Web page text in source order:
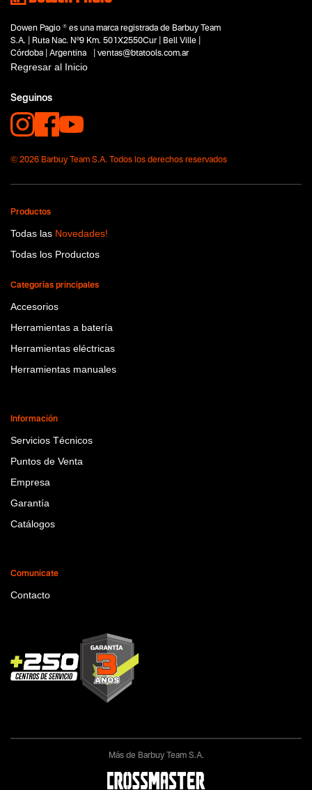
Capacidad
40V
Funcion o uso
Tecnologia
No items found.
Dowen Pagio ® es una marca registrada de Barbuy Team
S.A. | Ruta Nac. Nº9 Km. 501X2550Cur | Bell Ville |
Córdoba | Argentina | ventas@btatools.com.ar
Regresar al Inicio
Seguinos
© 2026 Barbuy Team S.A. Todos los derechos reservados
Productos
Todas las Novedades!
Todas los Productos
Categorías principales
Accesorios
Herramientas a batería
Herramientas eléctricas
Herramientas manuales
Información
Servicios Técnicos
Puntos de Venta
Empresa
Garantía
Catálogos
Comunicate
Contacto
Más de Barbuy Team S.A.